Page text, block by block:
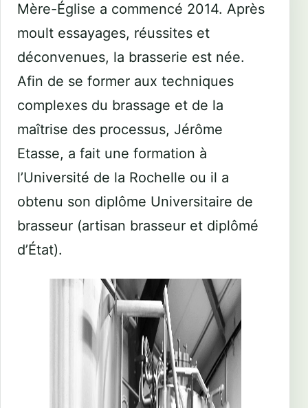
Mère-Église a commencé 2014. Après
moult essayages, réussites et
déconvenues, la brasserie est née.
Afin de se former aux techniques
complexes du brassage et de la
maîtrise des processus, Jérôme
Etasse, a fait une formation à
l’Université de la Rochelle ou il a
obtenu son diplôme Universitaire de
brasseur (artisan brasseur et diplômé
d’État).